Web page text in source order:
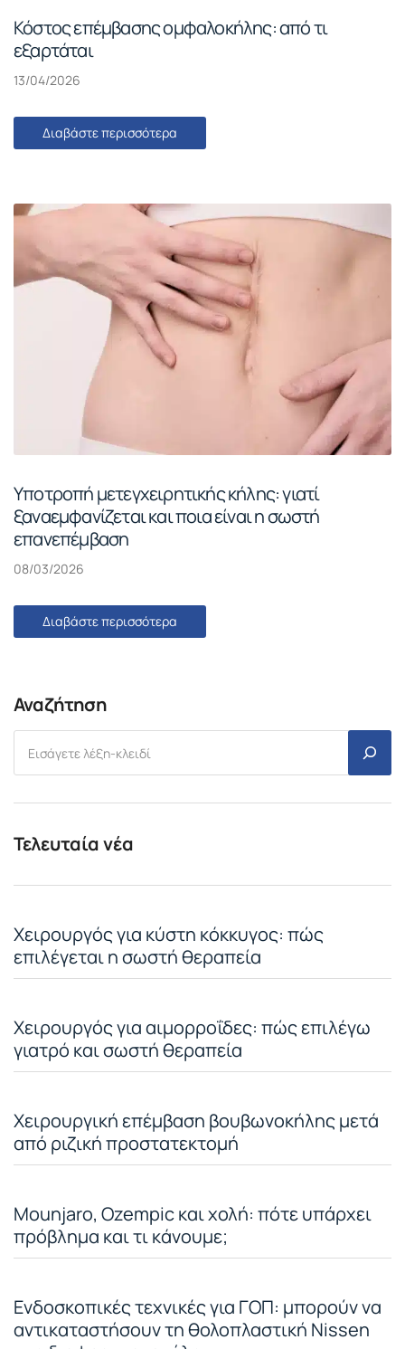
Κόστος επέμβασης ομφαλοκήλης: από τι
εξαρτάται
13/04/2026
Διαβάστε περισσότερα
Υποτροπή μετεγχειρητικής κήλης: γιατί
ξαναεμφανίζεται και ποια είναι η σωστή
επανεπέμβαση
08/03/2026
Διαβάστε περισσότερα
Αναζήτηση
Τελευταία νέα
Χειρουργός για κύστη κόκκυγος: πώς
επιλέγεται η σωστή θεραπεία
Χειρουργός για αιμορροΐδες: πώς επιλέγω
γιατρό και σωστή θεραπεία
Χειρουργική επέμβαση βουβωνοκήλης μετά
από ριζική προστατεκτομή
Mounjaro, Ozempic και χολή: πότε υπάρχει
πρόβλημα και τι κάνουμε;
Ενδοσκοπικές τεχνικές για ΓΟΠ: μπορούν να
αντικαταστήσουν τη θολοπλαστική Nissen